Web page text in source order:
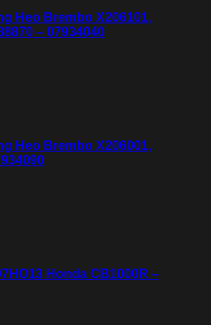
Heo Brembo X206101,
– 07934040
Heo Brembo X206001,
Honda CB1000R –